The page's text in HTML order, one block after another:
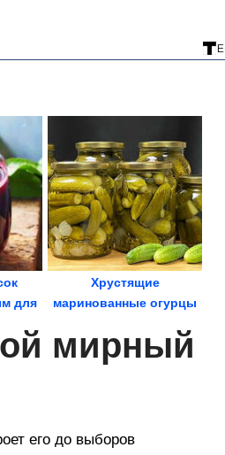
для
Хрустящие
маринованные огурцы
Стоят всю...
мирный
его до выборов